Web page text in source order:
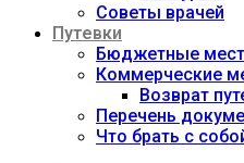
Советы врачей
Путевки
Бюджетные
Коммерческие
Возврат
Перечень
Что брать с